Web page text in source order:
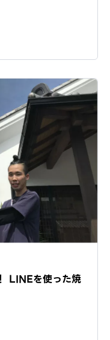
LINEを使った焼